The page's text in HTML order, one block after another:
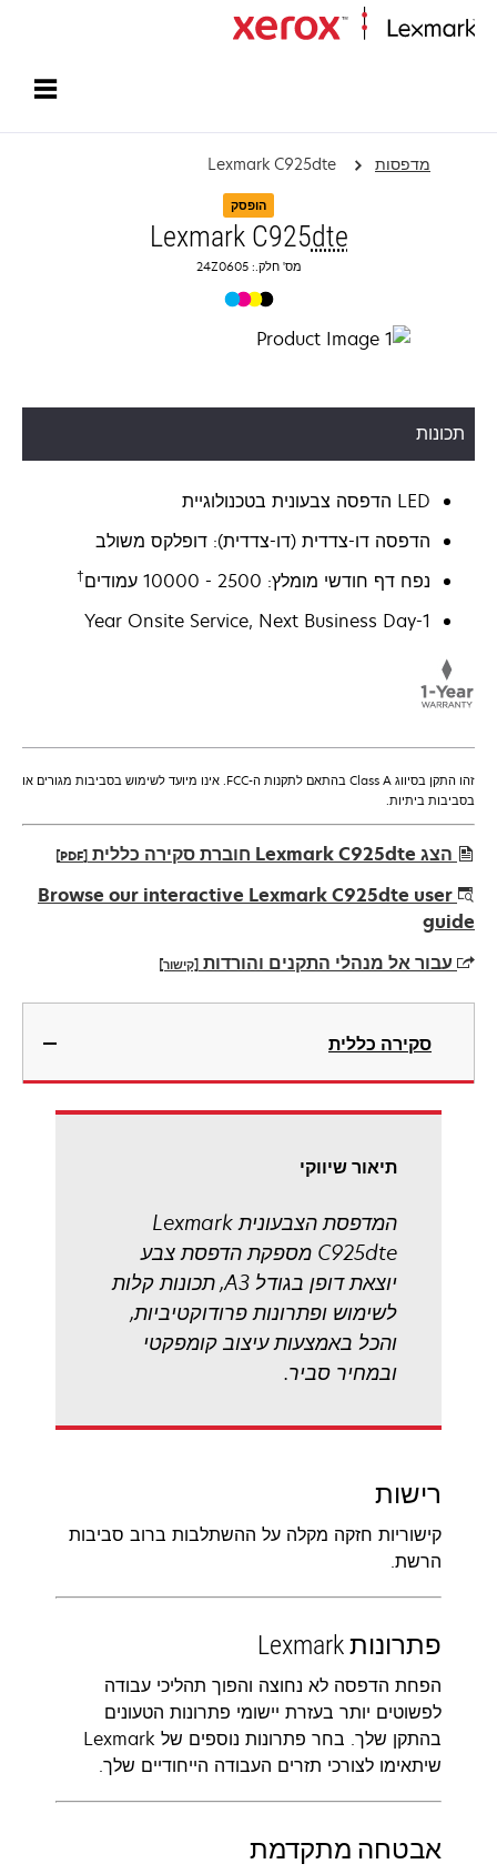
מדפסות Lexmark C925dte
הופסק
Lexmark C925dte
מס' חלק.: 24Z0605
תכונות
LED הדפסה צבעונית בטכנולוגיית
הדפסה דו-צדדית (דו-צדדית): דופלקס משולב
נפח דף חודשי מומלץ: 2500 - 10000 עמודים
†
1-Year Onsite Service, Next Business Day
זהו התקן בסיווג Class A בהתאם לתקנות ה-FCC. אינו מיועד לשימוש בסביבות מגורים או
בסביבות ביתיות.
הצג Lexmark C925dte חוברת סקירה כללית [PDF]
opens
in
new
tab
Browse our interactive Lexmark C925dte user
guide
עבור אל מנהלי התקנים והורדות [קישור]
opens
new
סקירה כללית
תיאור שיווקי
המדפסת הצבעונית Lexmark
C925dte מספקת הדפסת צבע
יוצאת דופן בגודל A3, תכונות קלות
לשימוש ופתרונות פרודוקטיביות,
והכל באמצעות עיצוב קומפקטי
ובמחיר סביר.
רישות
קישוריות חזקה מקלה על ההשתלבות ברוב סביבות
הרשת.
פתרונות Lexmark
הפחת הדפסה לא נחוצה והפוך תהליכי עבודה
לפשוטים יותר בעזרת יישומי פתרונות הטעונים
בהתקן שלך. בחר פתרונות נוספים של Lexmark
שיתאימו לצורכי תזרים העבודה הייחודיים שלך.
אבטחה מתקדמת